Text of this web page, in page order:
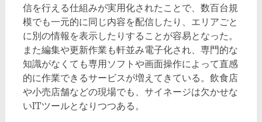
信を行える仕組みが実用化されたことで、数百台規
模でも一元的に同じ内容を配信したり、エリアごと
に別の情報を表示したりすることが容易となった。
また編集や更新作業も軒並み電子化され、専門的な
知識がなくても専用ソフトや画面操作によって直感
的に作業できるサービスが増えてきている。飲食店
や小売店舗などの現場でも、サイネージは欠かせな
いITツールとなりつつある。